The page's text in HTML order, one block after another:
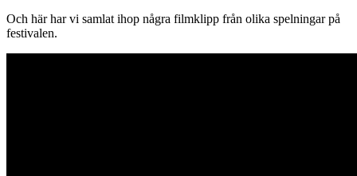
Och här har vi samlat ihop några filmklipp från olika spelningar på
festivalen.